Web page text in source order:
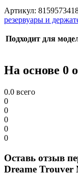
Артикул:
резервуары и
Подходит для
На основе 0
0.0 всего
0
0
0
0
0
Оставь отзыв
Dreame Trouver